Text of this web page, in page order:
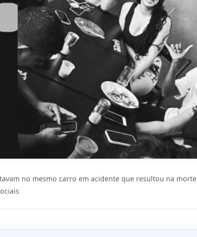
no mesmo carro em acidente que resultou na